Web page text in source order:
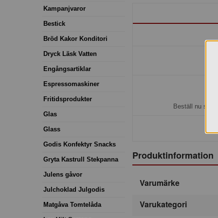
Kampanjvaror
Bestick
Bröd Kakor Konditori
Dryck Läsk Vatten
Engångsartiklar
Espressomaskiner
Fritidsprodukter
Glas
Glass
Godis Konfektyr Snacks
Gryta Kastrull Stekpanna
Julens gåvor
Julchoklad Julgodis
Matgåva Tomtelåda
Beställ nu så
Produktinformation
Varumärke
Varukategori